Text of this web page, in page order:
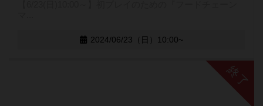
2024/06/23（日）10:00~
終了